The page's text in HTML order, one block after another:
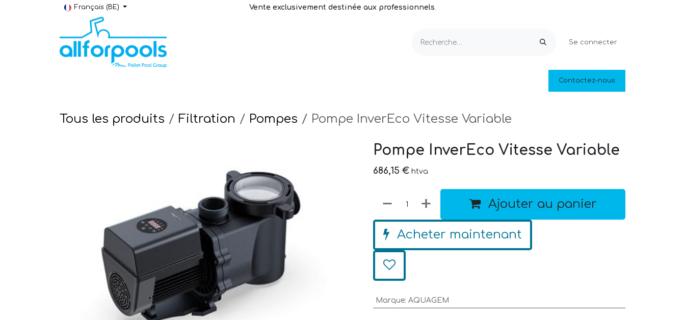
Se rendre au contenu
Français (BE) Vente exclusivement destinée aux professionnels.
Se connecter
Piscines naturelles
Contactez-nous
Tous les produits Filtration Pompes Pompe InverEco Vitesse Variable
Pompe InverEco Vitesse Variable
686,15 € htva
Ajouter au panier
Acheter maintenant
Marque: AQUAGEM